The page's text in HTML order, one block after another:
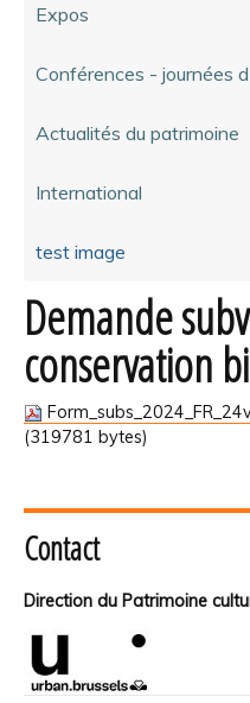
Expos
Conférences - journées
Actualités du patrimoine
International
test image
Demande
conservation
(319781 bytes)
Contact
Direction du Patrimoine